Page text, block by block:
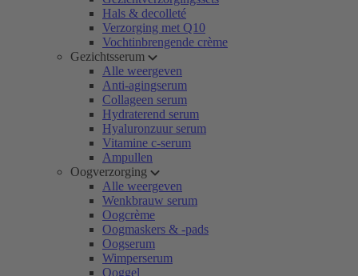
Hals & decolleté
Verzorging met Q10
Vochtinbrengende crème
Gezichtsserum
Alle weergeven
Anti-agingserum
Collageen serum
Hydraterend serum
Hyaluronzuur serum
Vitamine c-serum
Ampullen
Oogverzorging
Alle weergeven
Wenkbrauw serum
Oogcrème
Oogmaskers & -pads
Oogserum
Wimperserum
Ooggel